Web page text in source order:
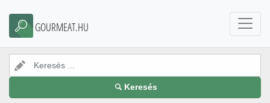
GOURMEAT.HU
Keresés